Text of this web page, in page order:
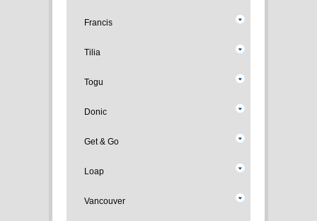
Francis
Tilia
Togu
Donic
Get & Go
Loap
Vancouver